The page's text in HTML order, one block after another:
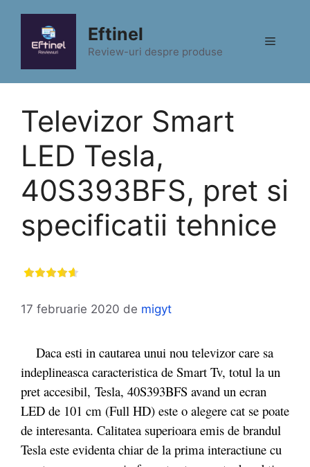
conținut
Eftinel
Review-uri despre produse
Meniu
Televizor Smart
LED Tesla,
40S393BFS, pret si
specificatii tehnice
17 februarie 2020 de migyt
Daca esti in cautarea unui nou televizor care sa
indeplineasca caracteristica de Smart Tv, totul la un
pret accesibil, Tesla, 40S393BFS avand un ecran
LED de 101 cm (Full HD) este o alegere cat se poate
de interesanta. Calitatea superioara emis de brandul
Tesla este evidenta chiar de la prima interactiune cu